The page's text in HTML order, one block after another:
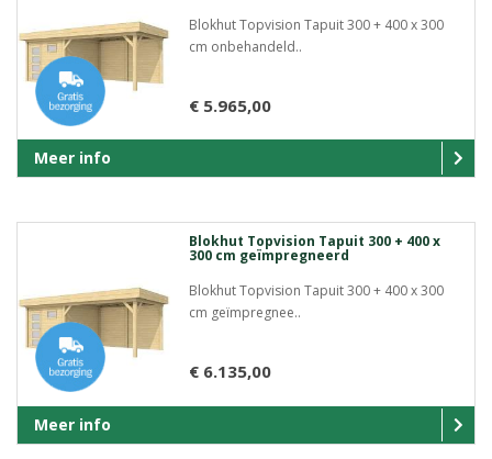
Blokhut Topvision Tapuit 300 + 400 x 300
cm onbehandeld..
€ 5.965,00
Meer info
Blokhut Topvision Tapuit 300 + 400 x
300 cm geïmpregneerd
Blokhut Topvision Tapuit 300 + 400 x 300
cm geïmpregnee..
€ 6.135,00
Meer info